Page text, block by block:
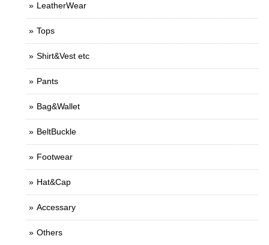
LeatherWear
Tops
Shirt&Vest etc
Pants
Bag&Wallet
BeltBuckle
Footwear
Hat&Cap
Accessary
Others